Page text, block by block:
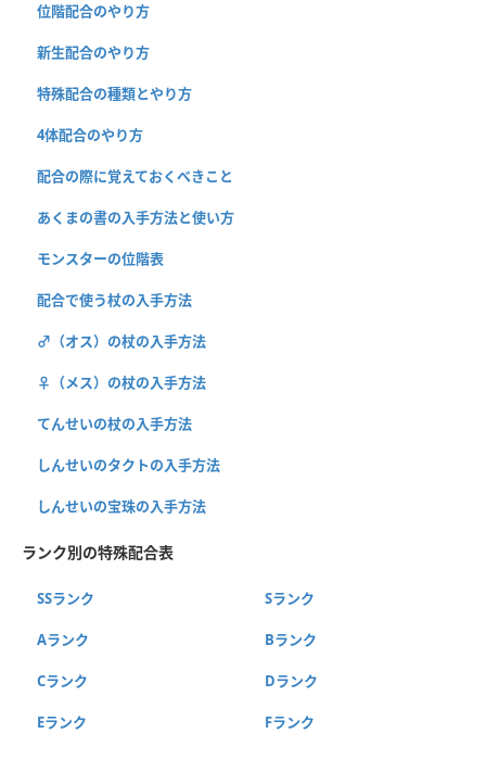
位階配合のやり方
新生配合のやり方
特殊配合の種類とやり方
4体配合のやり方
配合の際に覚えておくべきこと
あくまの書の入手方法と使い方
モンスターの位階表
配合で使う杖の入手方法
♂（オス）の杖の入手方法
♀（メス）の杖の入手方法
てんせいの杖の入手方法
しんせいのタクトの入手方法
しんせいの宝珠の入手方法
ランク別の特殊配合表
SSランク Sランク
Aランク Bランク
Cランク Dランク
Eランク Fランク